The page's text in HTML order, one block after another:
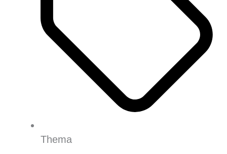
Thema